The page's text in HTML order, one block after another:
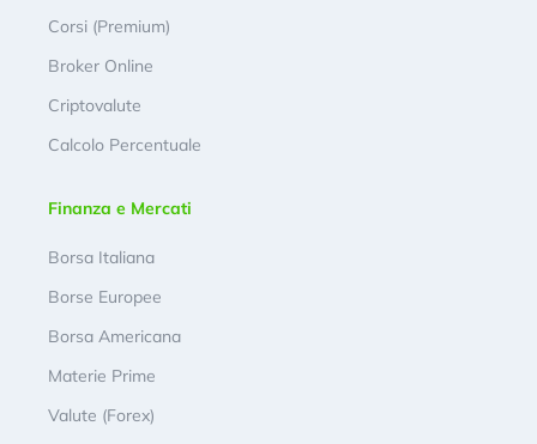
Corsi (Premium)
Broker Online
Criptovalute
Calcolo Percentuale
Finanza e Mercati
Borsa Italiana
Borse Europee
Borsa Americana
Materie Prime
Valute (Forex)